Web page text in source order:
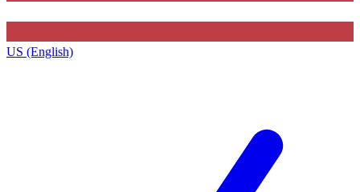
US (English)